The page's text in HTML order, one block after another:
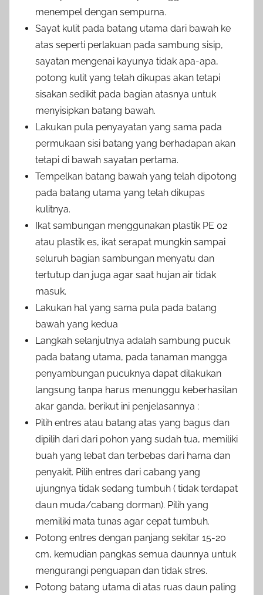
menempel dengan sempurna.
Sayat kulit pada batang utama dari bawah ke
atas seperti perlakuan pada sambung sisip,
sayatan mengenai kayunya tidak apa-apa,
potong kulit yang telah dikupas akan tetapi
sisakan sedikit pada bagian atasnya untuk
menyisipkan batang bawah.
Lakukan pula penyayatan yang sama pada
permukaan sisi batang yang berhadapan akan
tetapi di bawah sayatan pertama.
Tempelkan batang bawah yang telah dipotong
pada batang utama yang telah dikupas
kulitnya.
Ikat sambungan menggunakan plastik PE 02
atau plastik es, ikat serapat mungkin sampai
seluruh bagian sambungan menyatu dan
tertutup dan juga agar saat hujan air tidak
masuk.
Lakukan hal yang sama pula pada batang
bawah yang kedua
Langkah selanjutnya adalah sambung pucuk
pada batang utama, pada tanaman mangga
penyambungan pucuknya dapat dilakukan
langsung tanpa harus menunggu keberhasilan
akar ganda, berikut ini penjelasannya :
Pilih entres atau batang atas yang bagus dan
dipilih dari dari pohon yang sudah tua, memiliki
buah yang lebat dan terbebas dari hama dan
penyakit. Pilih entres dari cabang yang
ujungnya tidak sedang tumbuh ( tidak terdapat
daun muda/cabang dorman). Pilih yang
memiliki mata tunas agar cepat tumbuh.
Potong entres dengan panjang sekitar 15-20
cm, kemudian pangkas semua daunnya untuk
mengurangi penguapan dan tidak stres.
Potong batang utama di atas ruas daun paling